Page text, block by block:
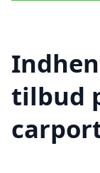
tilbud